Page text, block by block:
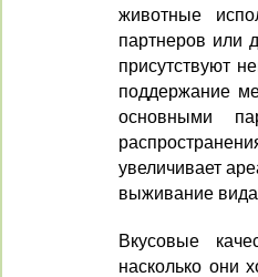
животные
партнеров или
присутствуют
поддержание
основными
увеличивает
выживание
Вкусовые
насколько они